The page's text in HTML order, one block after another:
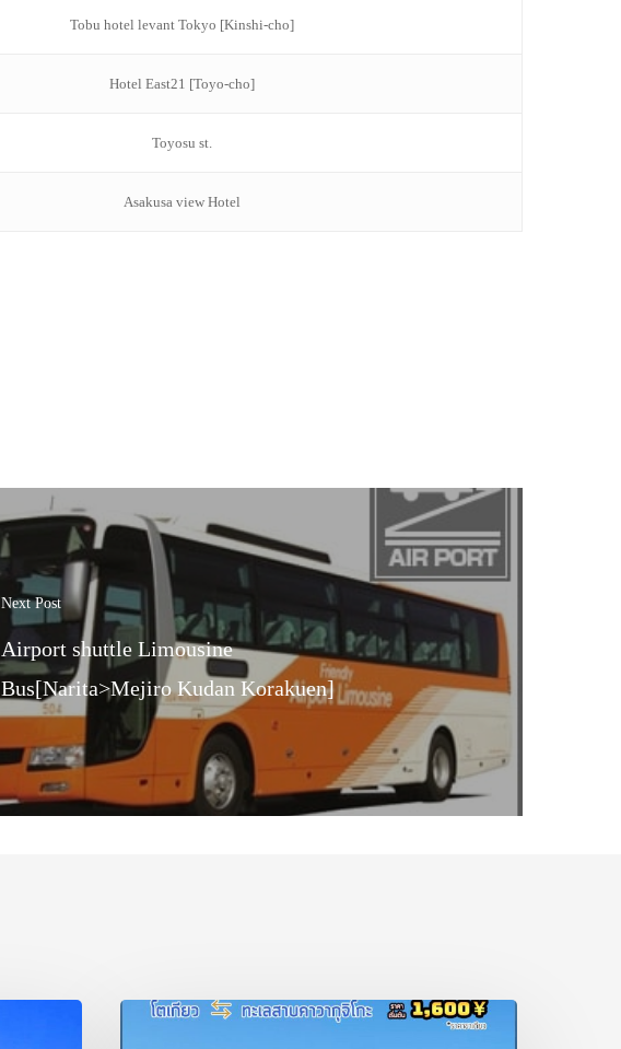
Tobu hotel levant Tokyo [Kinshi-cho]
Hotel East21 [Toyo-cho]
Toyosu st.
Asakusa view Hotel
Next Post
Airport shuttle Limousine
Bus[Narita>Mejiro Kudan Korakuen]